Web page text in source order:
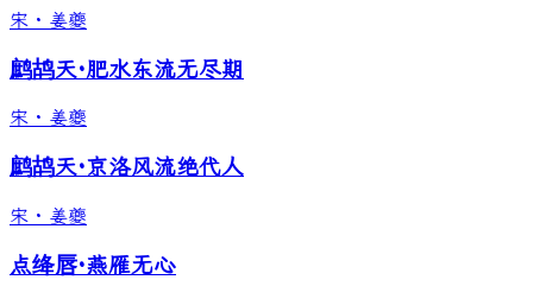
宋 · 姜夔
鹧鸪天·肥水东流无尽期
宋 · 姜夔
鹧鸪天·京洛风流绝代人
宋 · 姜夔
点绛唇·燕雁无心